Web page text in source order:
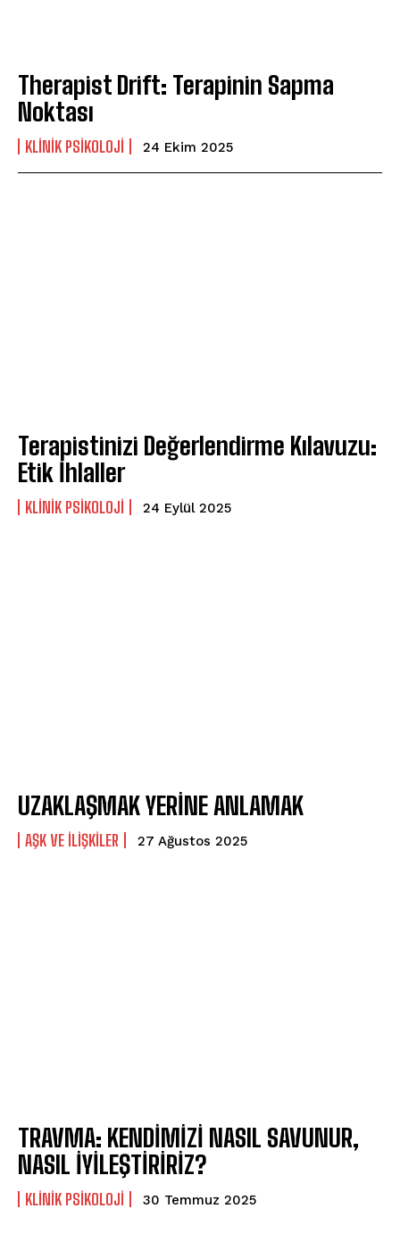
Gizlilik politikasınıokudum, onaylıyorum.
Therapist Drift: Terapinin Sapma
Noktası
KLINIK PSIKOLOJI 24 Ekim 2025
Terapistinizi Değerlendirme Kılavuzu:
Etik İhlaller
KLINIK PSIKOLOJI 24 Eylül 2025
UZAKLAŞMAK YERİNE ANLAMAK
AŞK VE İLIŞKILER 27 Ağustos 2025
TRAVMA: KENDİMİZİ NASIL SAVUNUR,
NASIL İYİLEŞTİRİRİZ?
KLINIK PSIKOLOJI 30 Temmuz 2025